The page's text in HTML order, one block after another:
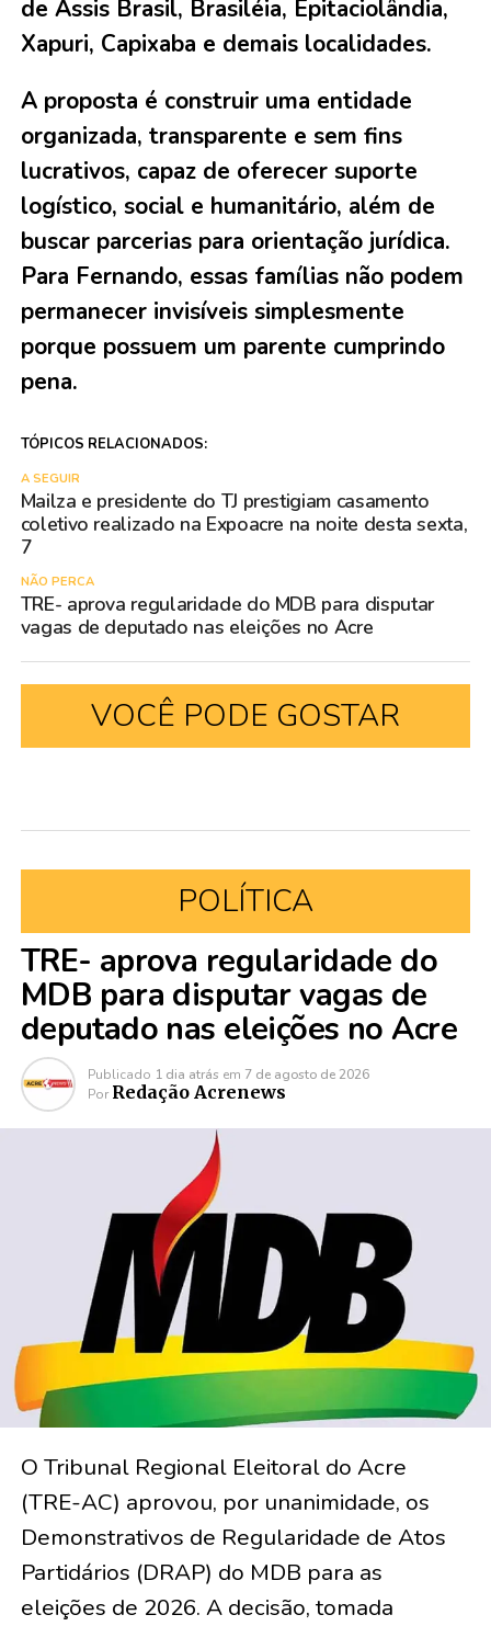
de Assis Brasil, Brasiléia, Epitaciolândia,
Xapuri, Capixaba e demais localidades.
A proposta é construir uma entidade
organizada, transparente e sem fins
lucrativos, capaz de oferecer suporte
logístico, social e humanitário, além de
buscar parcerias para orientação jurídica.
Para Fernando, essas famílias não podem
permanecer invisíveis simplesmente
porque possuem um parente cumprindo
pena.
TÓPICOS RELACIONADOS:
A SEGUIR
Mailza e presidente do TJ prestigiam casamento
coletivo realizado na Expoacre na noite desta sexta,
7
NÃO PERCA
TRE- aprova regularidade do MDB para disputar
vagas de deputado nas eleições no Acre
VOCÊ PODE GOSTAR
POLÍTICA
TRE- aprova regularidade do
MDB para disputar vagas de
deputado nas eleições no Acre
Publicado 1 dia atrás em 7 de agosto de 2026
Por Redação Acrenews
O Tribunal Regional Eleitoral do Acre
(TRE-AC) aprovou, por unanimidade, os
Demonstrativos de Regularidade de Atos
Partidários (DRAP) do MDB para as
eleições de 2026. A decisão, tomada